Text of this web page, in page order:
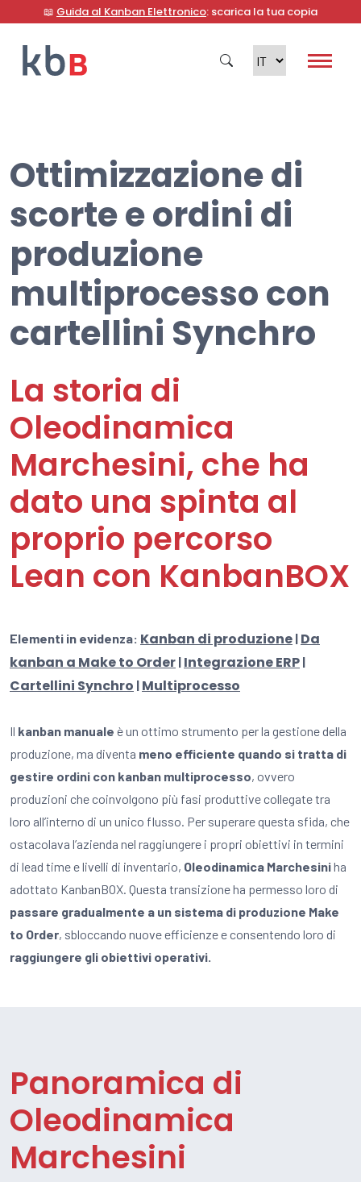
📖 Guida al Kanban Elettronico: scarica la tua copia
Cerca
Ottimizzazione di
scorte e ordini di
produzione
multiprocesso con
cartellini Synchro
La storia di
Oleodinamica
Marchesini, che ha
dato una spinta al
proprio percorso
Lean con KanbanBOX
Elementi in evidenza: Kanban di produzione | Da
kanban a Make to Order | Integrazione ERP |
Cartellini Synchro | Multiprocesso
Il kanban manuale è un ottimo strumento per la gestione della
produzione, ma diventa meno efficiente quando si tratta di
gestire ordini con kanban multiprocesso, ovvero
produzioni che coinvolgono più fasi produttive collegate tra
loro all’interno di un unico flusso. Per superare questa sfida, che
ostacolava l’azienda nel raggiungere i propri obiettivi in termini
di lead time e livelli di inventario, Oleodinamica Marchesiniha
adottato KanbanBOX. Questa transizione ha permesso loro di
passare gradualmente a un sistema di produzione Make
to Order, sbloccando nuove efficienze e consentendo loro di
raggiungere gli obiettivi operativi.
Panoramica di
Oleodinamica
Marchesini